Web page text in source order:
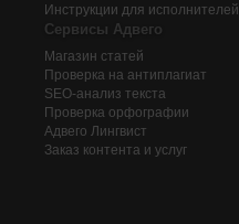
Инструкции для исполнителей
Сервисы Адвего
Магазин статей
Проверка на антиплагиат
SEO-анализ текста
Проверка орфографии
Адвего Лингвист
Заказ контента и услуг